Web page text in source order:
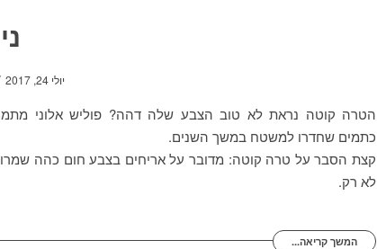
יולי 24, 2017
הטרה קוטה נראת לא טוב הצבע שלה דהה? פוליש אלוני
כתמים שחדרו למשטח במשך השנים.
קצת הסבר על טרה קוטה: מדובר על אריחים בצבע חום כהה
לא רק.
המשך קריאה...